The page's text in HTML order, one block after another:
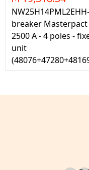
breaker Masterpact
2500 A - 4 poles -
unit